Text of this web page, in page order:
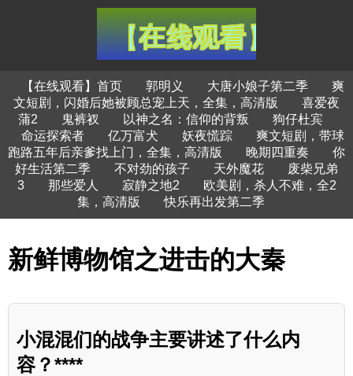
【在线观看】首页 郭明义 大唐小娘子第二季
爽
文短剧，闪婚后她被顾总宠上天，全集，高清版
喜爱夜
蒲2
鬼裤衩 以神之名：信仰的背叛
狗仔杜宾
命运探索者
亿万富犬 妖夜慌踪
爽文短剧，带球
跑路五年后亲爹找上门，全集，高清版
晚期四重奏
你
好生活第二季
不对劲的孩子 天外魔花
废柴兄弟
3
那些爱人 寂静之地2
欧美剧，杀人不难，全2
集，高清版
快乐再出发第二季
新鲜博物馆之进击的大秦
小混混们的战争主要讲述了什么内
容？****